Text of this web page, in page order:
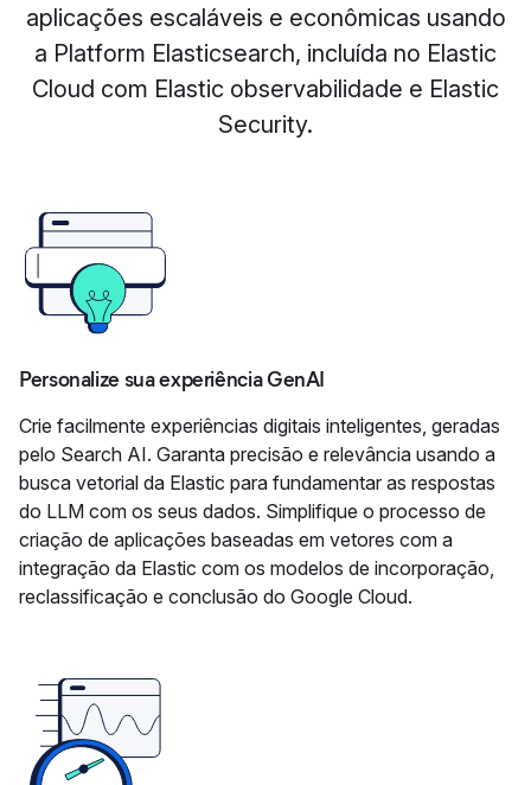
aplicações escaláveis e econômicas usando
a Platform Elasticsearch, incluída no Elastic
Cloud com Elastic observabilidade e Elastic
Security.
Personalize sua experiência GenAI
Crie facilmente experiências digitais inteligentes, geradas
pelo Search AI. Garanta precisão e relevância usando a
busca vetorial da Elastic para fundamentar as respostas
do LLM com os seus dados. Simplifique o processo de
criação de aplicações baseadas em vetores com a
integração da Elastic com os modelos de incorporação,
reclassificação e conclusão do Google Cloud.